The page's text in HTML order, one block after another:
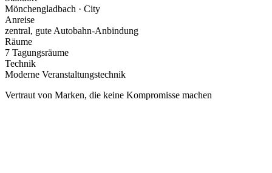
Mönchengladbach · City
Anreise
zentral, gute Autobahn-Anbindung
Räume
7 Tagungsräume
Technik
Moderne Veranstaltungstechnik
Vertraut von Marken, die keine Kompromisse machen